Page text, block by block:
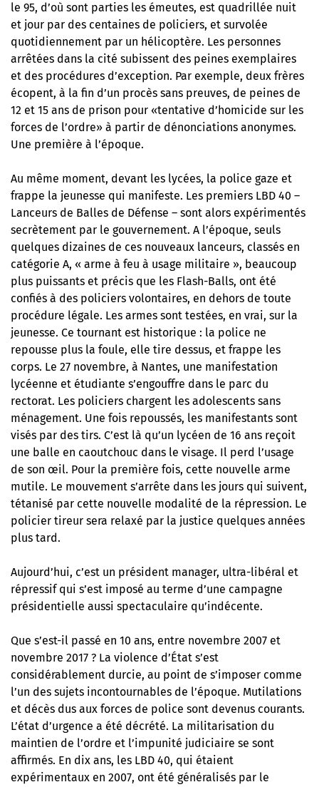
le 95, d’où sont parties les émeutes, est quadrillée nuit
et jour par des centaines de policiers, et survolée
quotidiennement par un hélicoptère. Les personnes
arrêtées dans la cité subissent des peines exemplaires
et des procédures d’exception. Par exemple, deux frères
écopent, à la fin d’un procès sans preuves, de peines de
12 et 15 ans de prison pour «tentative d’homicide sur les
forces de l’ordre» à partir de dénonciations anonymes.
Une première à l’époque.
Au même moment, devant les lycées, la police gaze et
frappe la jeunesse qui manifeste. Les premiers LBD 40 –
Lanceurs de Balles de Défense – sont alors expérimentés
secrètement par le gouvernement. A l’époque, seuls
quelques dizaines de ces nouveaux lanceurs, classés en
catégorie A, « arme à feu à usage militaire », beaucoup
plus puissants et précis que les Flash-Balls, ont été
confiés à des policiers volontaires, en dehors de toute
procédure légale. Les armes sont testées, en vrai, sur la
jeunesse. Ce tournant est historique : la police ne
repousse plus la foule, elle tire dessus, et frappe les
corps. Le 27 novembre, à Nantes, une manifestation
lycéenne et étudiante s’engouffre dans le parc du
rectorat. Les policiers chargent les adolescents sans
ménagement. Une fois repoussés, les manifestants sont
visés par des tirs. C’est là qu’un lycéen de 16 ans reçoit
une balle en caoutchouc dans le visage. Il perd l’usage
de son œil. Pour la première fois, cette nouvelle arme
mutile. Le mouvement s’arrête dans les jours qui suivent,
tétanisé par cette nouvelle modalité de la répression. Le
policier tireur sera relaxé par la justice quelques années
plus tard.
Aujourd’hui, c’est un président manager, ultra-libéral et
répressif qui s’est imposé au terme d’une campagne
présidentielle aussi spectaculaire qu’indécente.
Que s’est-il passé en 10 ans, entre novembre 2007 et
novembre 2017 ? La violence d’État s’est
considérablement durcie, au point de s’imposer comme
l’un des sujets incontournables de l’époque. Mutilations
et décès dus aux forces de police sont devenus courants.
L’état d’urgence a été décrété. La militarisation du
maintien de l’ordre et l’impunité judiciaire se sont
affirmés. En dix ans, les LBD 40, qui étaient
expérimentaux en 2007, ont été généralisés par le